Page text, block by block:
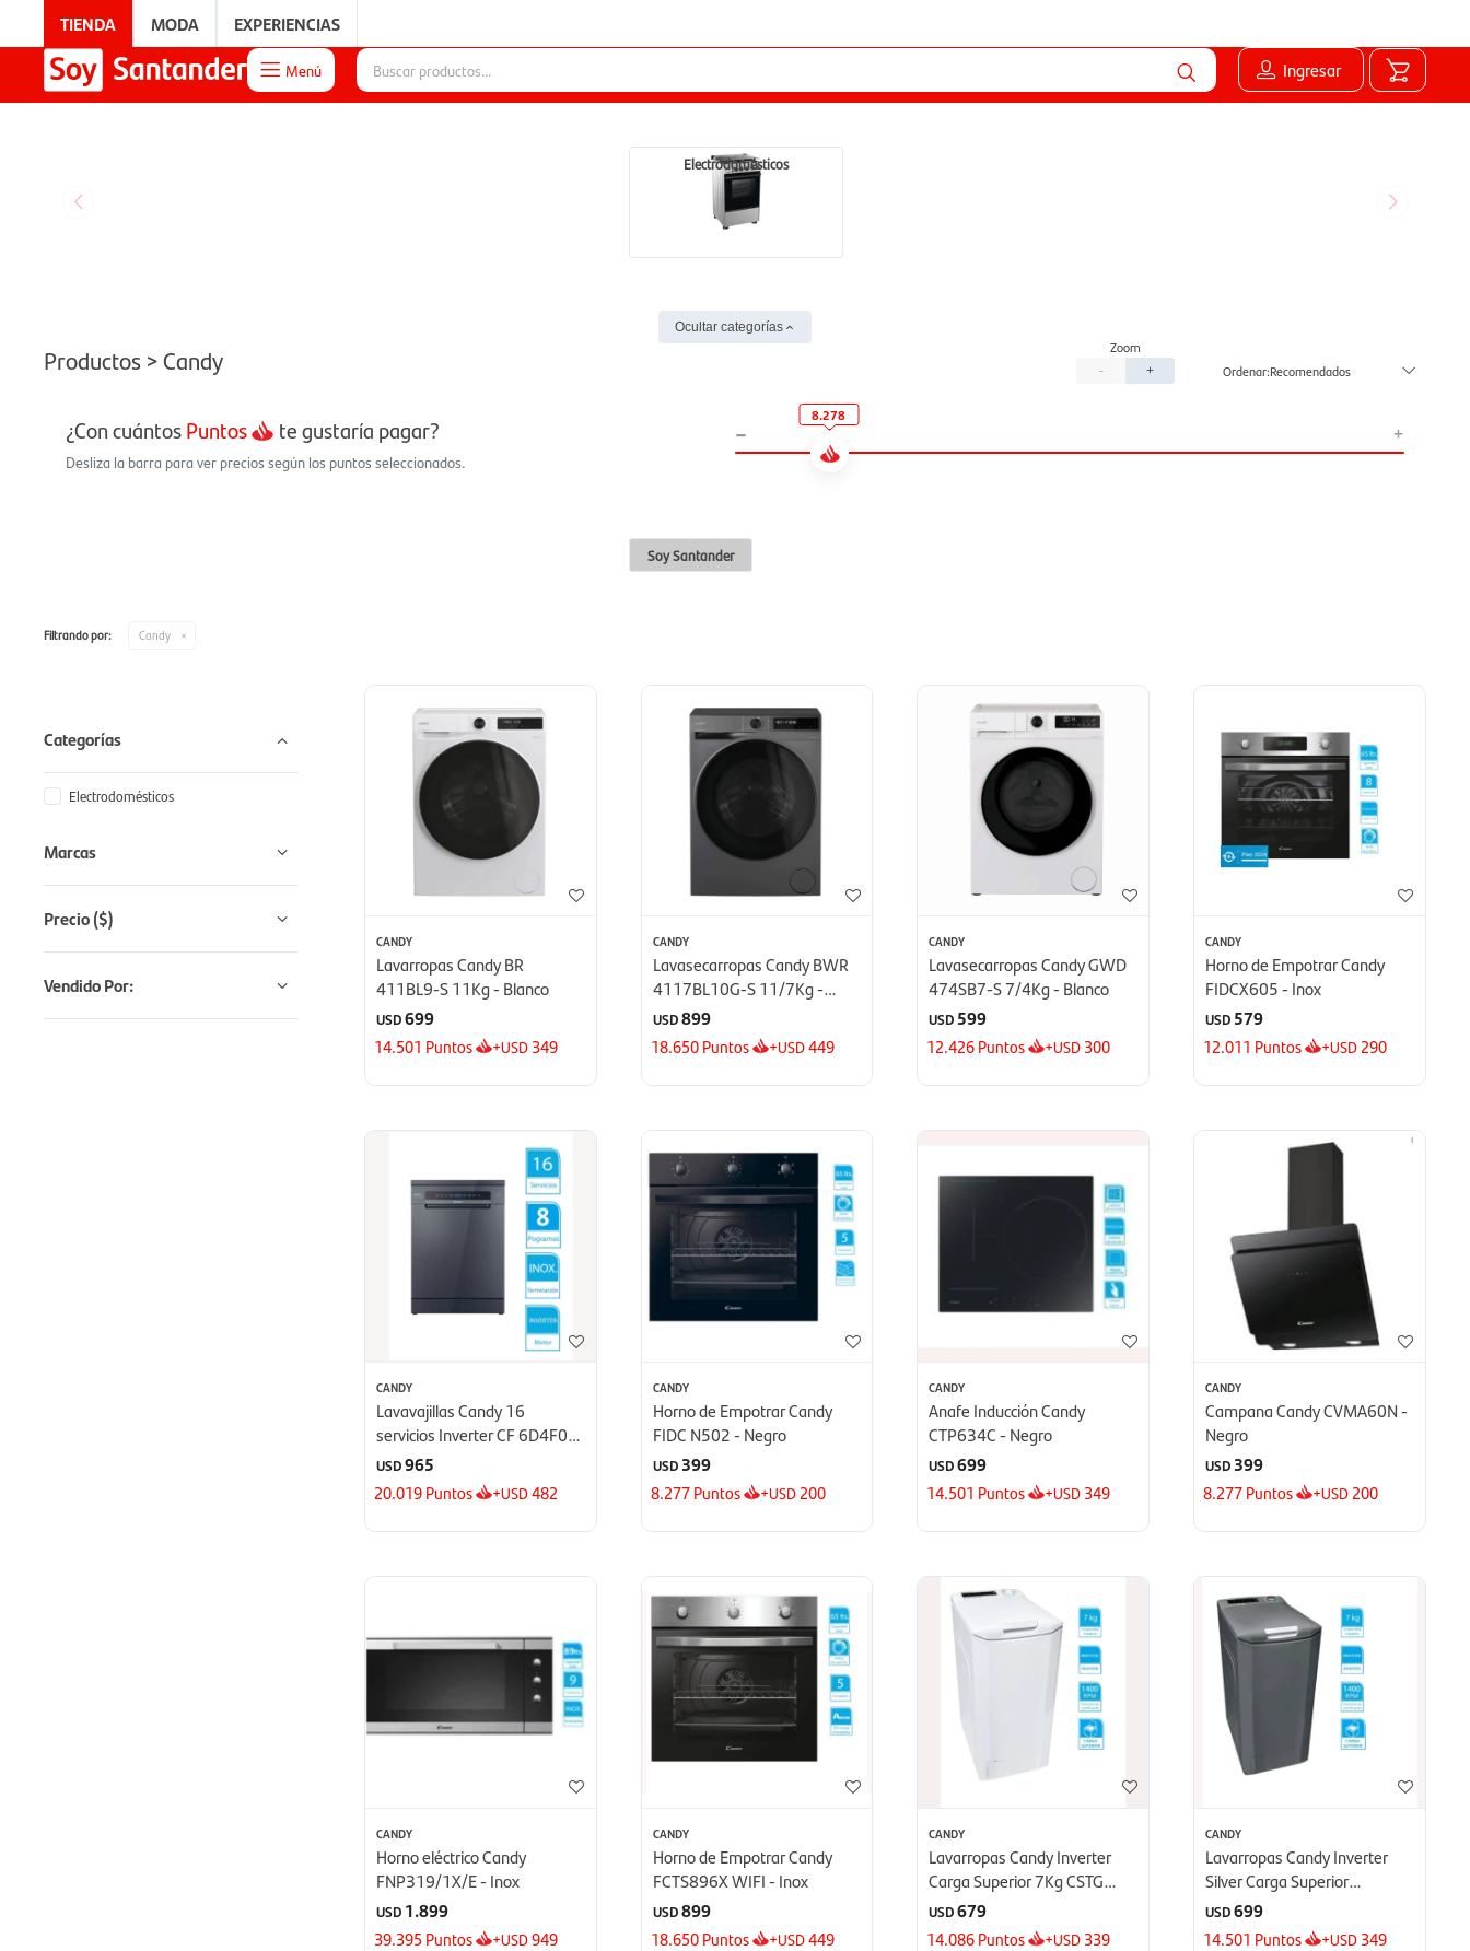
TIENDA MODA EXPERIENCIAS
 Menú Ingresar
Electrodomésticos
Ocultar categorías
Productos > Candy - + Recomendados
¿Con cuántosPuntos te gustaría pagar?
Desliza la barra para ver precios según los puntos seleccionados.
- +
8.278
Soy Santander
Filtrando por: Candy
CANDY
Lavarropas Candy BR
411BL9-S 11Kg - Blanco
USD699
14.501 Puntos +USD 349
CANDY
Lavasecarropas Candy BWR
4117BL10G-S 11/7Kg -
Silver
USD899
18.650Puntos +USD449
CANDY
Lavasecarropas Candy GWD
474SB7-S 7/4Kg - Blanco
USD 599
12.426Puntos +USD 300
CANDY
Horno de Empotrar Candy
FIDCX605 - Inox
USD 579
12.011 Puntos +USD290
CANDY
Lavavajillas Candy 16
servicios Inverter CF 6D4F0A
- Antracita
USD965
20.019Puntos +USD482
CANDY
Horno de Empotrar Candy
FIDC N502 - Negro
USD 399
8.277Puntos +USD 200
CANDY
Anafe Inducción Candy
CTP634C - Negro
USD699
14.501 Puntos +USD 349
CANDY
Campana Candy CVMA60N -
Negro
USD 399
8.277Puntos +USD 200
CANDY
Horno eléctrico Candy
FNP319/1X/E - Inox
USD 1.899
39.395 Puntos +USD949
CANDY
Horno de Empotrar Candy
FCTS896X WIFI - Inox
USD899
18.650Puntos +USD449
CANDY
Lavarropas Candy Inverter
Carga Superior 7Kg CSTG
47TME/1-S - Blanco
USD679
14.086Puntos +USD 339
CANDY
Lavarropas Candy Inverter
Silver Carga Superior
7KgCSTG 47TMRE/1-S -
Silver
USD699
14.501 Puntos +USD 349
Categorías
Electrodomésticos
Marcas
Precio($)
Vendido Por: